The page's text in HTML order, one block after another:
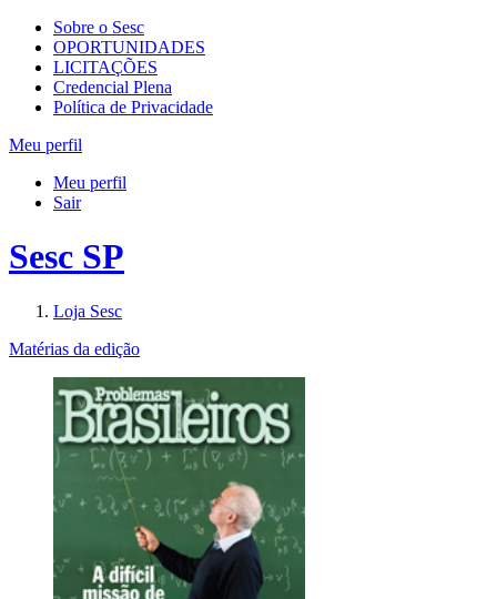
Sobre o Sesc
OPORTUNIDADES
LICITAÇÕES
Credencial Plena
Política de Privacidade
Meu perfil
Meu perfil
Sair
Sesc SP
Loja Sesc
Matérias da edição